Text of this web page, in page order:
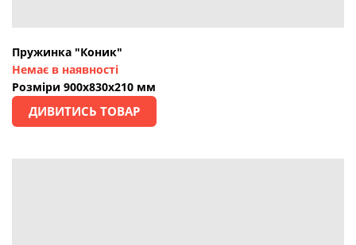
Пружинка "Коник"
Немає в наявності
Розміри 900х830х210 мм
ДИВИТИСЬ ТОВАР